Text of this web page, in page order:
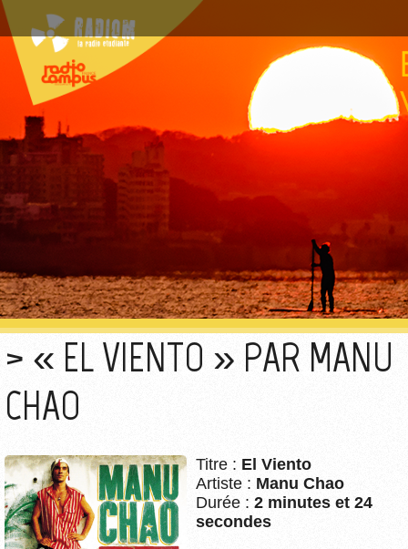
« EL VIENTO » PAR MANU
CHAO
Titre : El Viento
Artiste : Manu Chao
Durée : 2 minutes et 24
secondes